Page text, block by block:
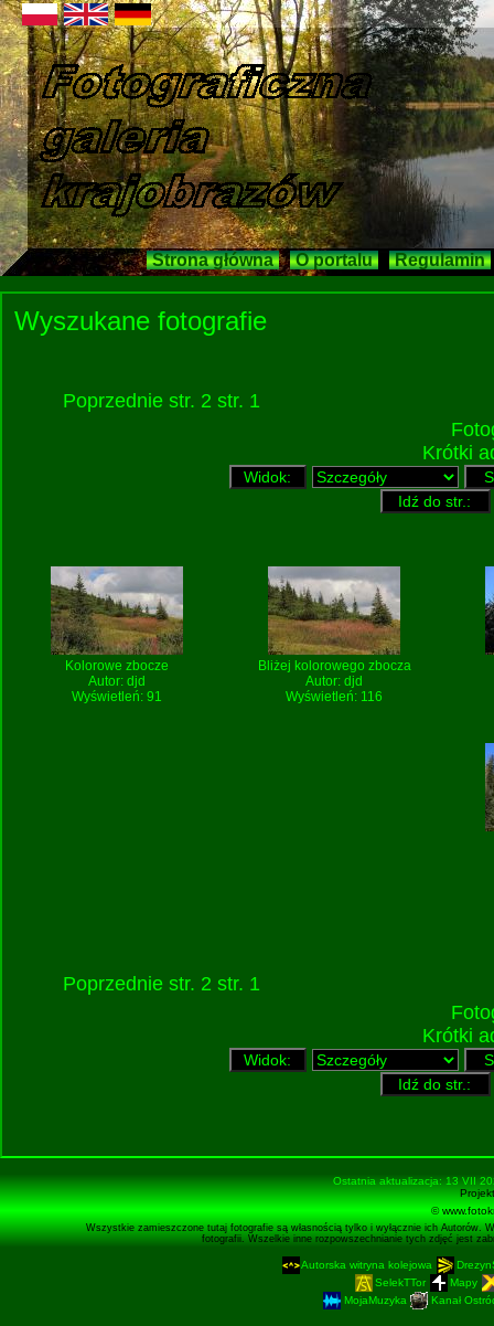
Strona główna O portalu Regulamin
Wyszukane fotografie
Poprzedniestr. 2str. 1
Krótki
Kolorowe zbocze
Autor:djd
Wyświetleń: 91
Bliżej kolorowego zbocza
Autor:djd
Wyświetleń: 116
Poprzedniestr. 2str. 1
Krótki
Ostatnia aktualizacja: 13 VII
©
Wszystkie zamieszczone tutaj fotografie są własnością tylko i wyłącznie ich
fotografii. Wszelkie inne rozpowszechnianie tych zdjęć jest
Autorska witryna kolejowa
SelekTTor
Mapy
MojaMuzyka
Kanał